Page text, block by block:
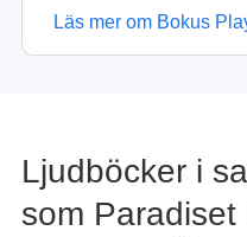
Läs mer om Bokus
Ljudböcker i
som